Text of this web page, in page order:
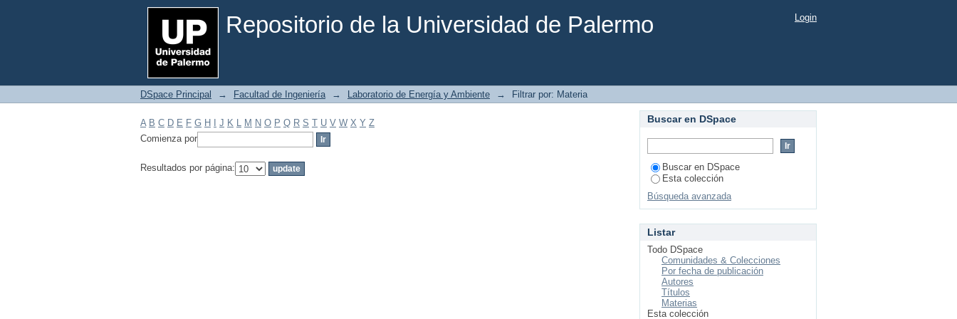
Repositorio de la Universidad de Palermo
Filtrar por: Materia Login
DSpace Principal → Facultad de Ingeniería → Laboratorio de Energía y Ambiente → Filtrar por: Materia
A B C D E F G H J K L M N O P Q R S T U V W X Y Z
Comienza por
Resultados por página:
Buscar en DSpace
Buscar en DSpace
Esta colección
Búsqueda avanzada
Listar
Todo DSpace
Comunidades & Colecciones
Por fecha de publicación
Autores
Títulos
Materias
Esta colección